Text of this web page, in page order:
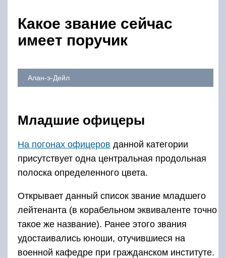
Какое звание сейчас
имеет поручик
Алан-э-Дейл
Младшие офицеры
На погонах офицеров данной категории
присутствует одна центральная продольная
полоска определенного цвета.
Открывает данный список звание младшего
лейтенанта (в корабельном эквиваленте точно
такое же название). Ранее этого звания
удостаивались юноши, отучившиеся на
военной кафедре при гражданском институте.